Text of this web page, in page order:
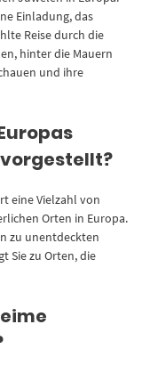
Einladung, das
Reise durch die
hinter die Mauern
und ihre
eine Vielzahl von
Orten in Europa.
zu unentdeckten
Sie zu Orten, die